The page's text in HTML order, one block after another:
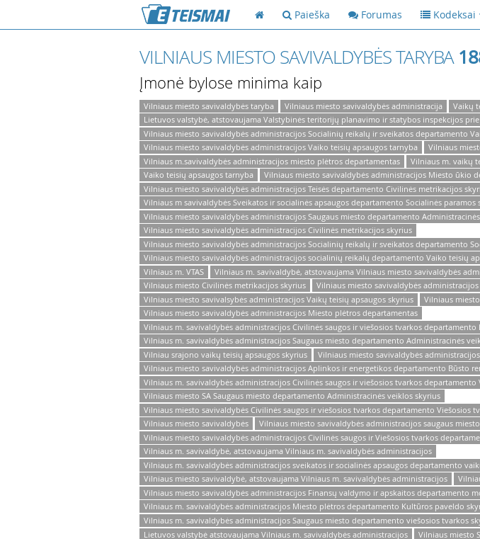
Paieška Forumas Kodeksai
VILNIAUS MIESTO SAVIVALDYBĖS TARYBA
Įmonė bylose minima kaip
Vilniaus miesto savivaldybės taryba Vilniaus miesto savivaldybės administracija
Vaikų
Lietuvos valstybė, atstovaujama Valstybinės teritorijų planavimo ir statybos inspekcijos prie
Vilniaus miesto savivaldybės administracijos Socialinių reikalų ir sveikatos departamento
Vilniaus miesto savivaldybės administracijos Vaiko teisių apsaugos tarnyba
Vilniaus
Vilniaus m.savivaldybės administracijos miesto plėtros departamentas
Vilniaus m. vaikų
Vaiko teisių apsaugos tarnyba
Vilniaus miesto savivaldybės administracijos Miesto ūkio
Vilniaus miesto savivaldybės administracijos Teisės departamento Civilinės metrikacijos
Vilniaus m savivaldybės Sveikatos ir socialinės apsaugos departamento Socialinės paramos
Vilniaus miesto savivaldybės administracijos Saugaus miesto departamento
Vilniaus miesto savivaldybės administracijos Civilinės metrikacijos skyrius
Vilniaus miesto savivaldybės administracijos Socialinių reikalų ir sveikatos departamento
Vilniaus miesto savivaldybės administracijos socialinių reikalų departamento Vaiko teisių
Vilniaus m. VTAS
Vilniaus m. savivaldybė, atstovaujama Vilniaus miesto savivaldybės
Vilniaus miesto Civilinės metrikacijos skyrius
Vilniaus miesto savivaldybės
Vilniaus miesto savivalsybės administracijos Vaikų teisių apsaugos skyrius
Vilniaus
Vilniaus miesto savivaldybės administracijos Miesto plėtros departamentas
Vilniaus m. savivaldybės administracijos Civilinės saugos ir viešosios tvarkos
Vilniaus m. savivaldybės administracijos Saugaus miesto departamento Administracinės
Vilniau srajono vaikų teisių apsaugos skyrius
Vilniaus miesto savivaldybės
Vilniaus miesto savivaldybės administracijos Aplinkos ir energetikos departamento Būsto
Vilniaus m. savivaldybės administracijos Civilinės saugos ir viešosios tvarkos departamento
Vilniaus miesto SA Saugaus miesto departamento Administracinės veiklos skyrius
Vilniaus miesto savivaldybės Civilinės saugos ir viešosios tvarkos departamento Viešosios
Vilniaus miesto savivaldybės
Vilniaus miesto savivaldybės administracijos saugaus
Vilniaus miesto savivaldybės administracijos Civilinės saugos ir Viešosios tvarkos
Vilniaus m. savivaldybė, atstovaujama Vilniaus m. savivaldybės administracijos
Vilniaus m. savivaldybės administracijos sveikatos ir socialinės apsaugos departamento
Vilniaus miesto savivaldybė, atstovaujama Vilniaus m. savivaldybės administracijos
Vilniaus miesto savivaldybės administracijos Finansų valdymo ir apskaitos departamento
Vilniaus m. savivaldybės administracijos Miesto plėtros departamento Kultūros paveldo
Vilniaus m. savivaldybės administracijos Saugaus miesto departamento viešosios tvarkos
Lietuvos valstybė atstovaujama Vilniaus m. savivaldybės administracijos
Vilniaus miesto